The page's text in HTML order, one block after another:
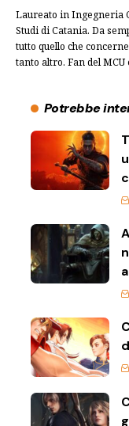
Laureato in Ingegneria
Studi di Catania. Da
tutto quello che
tanto altro. Fan del
Potrebbe